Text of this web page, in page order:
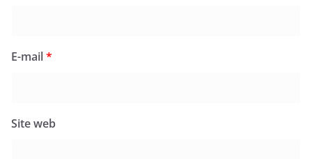
E-mail*
Site web